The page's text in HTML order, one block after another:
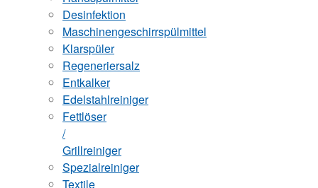
Desinfektion
Maschinengeschirrspülmittel
Klarspüler
Regeneriersalz
Entkalker
Edelstahlreiniger
Fettlöser
/
Grillreiniger
Spezialreiniger
Textile